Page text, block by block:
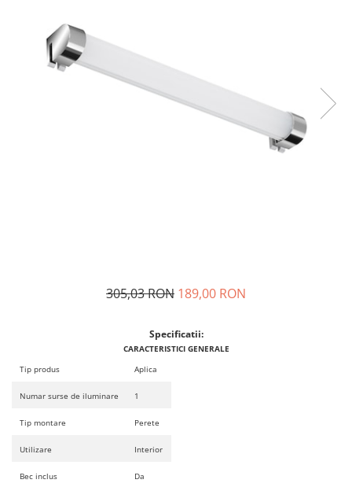
Becuri LED
Lampadare și Veioze LED
Lustre suspendate
Iluminat living
Iluminat dormitor
305,03 RON 189,00 RON
Specificatii:
CARACTERISTICI GENERALE
Tip produs
Aplica
Numar surse de iluminare 1
Tip montare Perete
Utilizare Interior
Bec inclus Da